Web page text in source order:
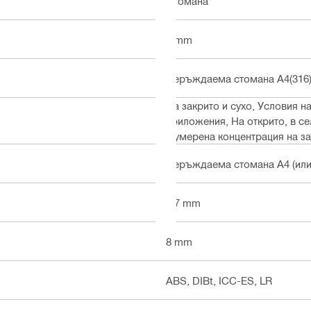
5 mm
Неръждаема стомана
На закрито и сухо, Условия
приложения, На открито, в
с умерена концентрация на
Неръждаема стомана A4
3.7 mm
8 mm
ABS, DIBt, ICC-ES, LR